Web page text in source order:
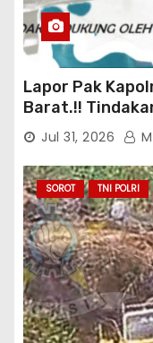
Lapor Pak
Barat.!!
Bersubsidi
Persisnya di
Aktifis/Jurnalis
Atensi
Terhadap
Jul 31, 2026
SOROT TNI POLRI